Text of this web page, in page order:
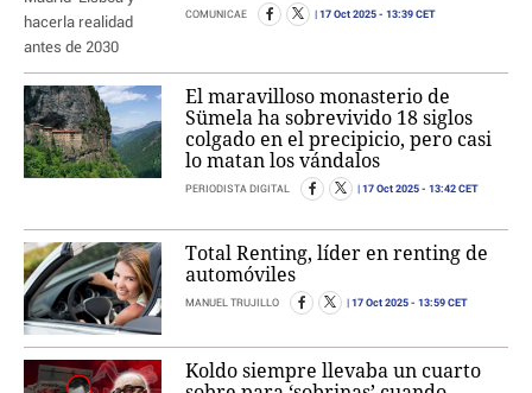
COMUNICAE 17 Oct 2025 - 13:39 CET
El maravilloso monasterio de
Sümela ha sobrevivido 18 siglos
colgado en el precipicio, pero casi
lo matan los vándalos
PERIODISTA DIGITAL 17 Oct 2025 - 13:42 CET
Total Renting, líder en renting de
automóviles
MANUEL TRUJILLO 17 Oct 2025 - 13:59 CET
Koldo siempre llevaba un cuarto